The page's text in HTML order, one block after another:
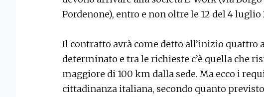
Pordenone), entro e non oltre le 12 del 4 luglio
Il contratto avrà come detto all’inizio quattro
determinato e tra le richieste c’è quella che
maggiore di 100 km dalla sede. Ma ecco i
cittadinanza italiana, secondo quanto